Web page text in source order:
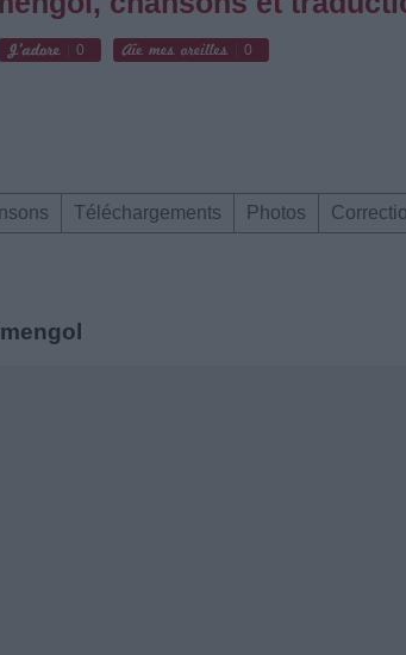
0 0
Téléchargements Photos